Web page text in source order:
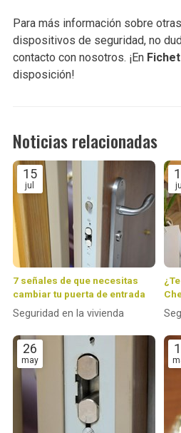
Para más información sobre
dispositivos de seguridad, no
contacto con nosotros. ¡En
disposición!
Noticias relacionadas
15
jul
7 señales de que necesitas
cambiar tu puerta de entrada
Seguridad en la vivienda
26
may